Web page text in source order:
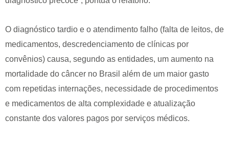
O diagnóstico tardio e o atendimento falho (falta de leitos, de
medicamentos, descredenciamento de clínicas por
convênios) causa, segundo as entidades, um aumento na
mortalidade do câncer no Brasil além de um maior gasto
com repetidas internações, necessidade de procedimentos
e medicamentos de alta complexidade e atualização
constante dos valores pagos por serviços médicos.